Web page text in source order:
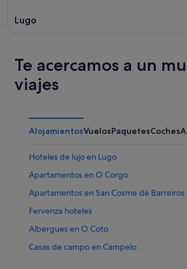
16
Lugo
Te acercamos a un
viajes
AlojamientosVuelosPaquetesCoches
Hoteles de lujo en Lugo
Apartamentos en O Corgo
Apartamentos en San Cosme de Barreiros
Fervenza hoteles
Albergues en O Coto
Casas de campo en Campelo